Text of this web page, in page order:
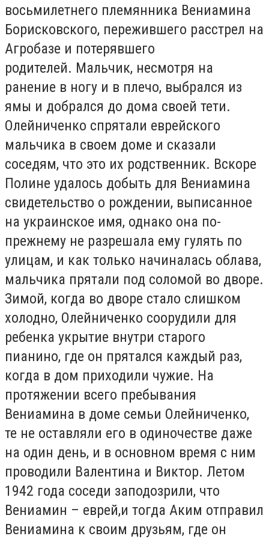
восьмилетнего племянника Вениамина
Борисковского, пережившего расстрел на
Агробазе и потерявшего
родителей. Мальчик, несмотря на
ранение в ногу и в плечо, выбрался из
ямы и добрался до дома своей тети.
Олейниченко спрятали еврейского
мальчика в своем доме и сказали
соседям, что это их родственник. Вскоре
Полине удалось добыть для Вениамина
свидетельство о рождении, выписанное
на украинское имя, однако она по-
прежнему не разрешала ему гулять по
улицам, и как только начиналась облава,
мальчика прятали под соломой во дворе.
Зимой, когда во дворе стало слишком
холодно, Олейниченко соорудили для
ребенка укрытие внутри старого
пианино, где он прятался каждый раз,
когда в дом приходили чужие. На
протяжении всего пребывания
Вениамина в доме семьи Олейниченко,
те не оставляли его в одиночестве даже
на один день, и в основном время с ним
проводили Валентина и Виктор. Летом
1942 года соседи заподозрили, что
Вениамин – еврей,и тогда Аким отправил
Вениамина к своим друзьям, где он